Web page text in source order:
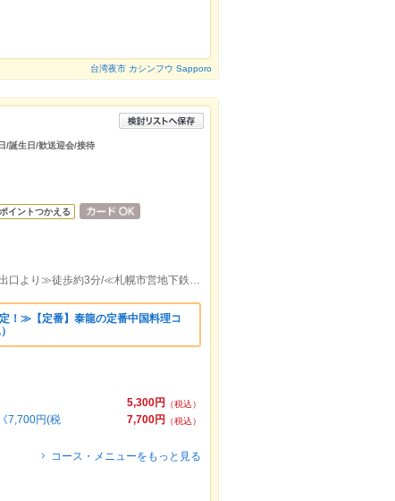
台湾夜市 カシンフウ Sapporo
/誕生日/歓送迎会/接待
ポイントつかえる
≪札幌市営地下鉄東豊線豊水すすきの駅７出口より≫徒歩約3分/≪札幌市営地下鉄南北線すすきの駅３出口より≫徒歩約6分
！≫【定番】泰龍の定番中国料理コ
5,300円
（税込）
7,700円
（税込）
7,700円(税
コース・メニューをもっと見る